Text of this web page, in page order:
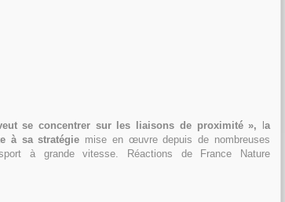
se concentrer sur les liaisons de proximité », la
à sa stratégie mise en œuvre depuis de nombreuses
à grande vitesse. Réactions de France Nature